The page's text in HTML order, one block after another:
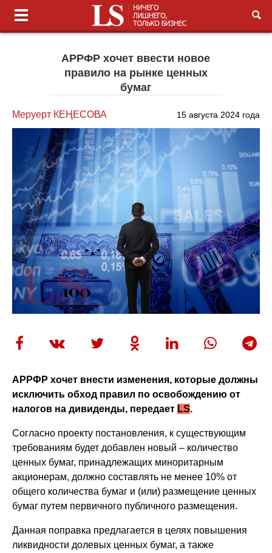
АРРФР хочет ввести новое
правило на рынке ценных
бумаг
Меруерт КЕҢЕСОВА 15 августа 2024 года
АРРФР хочет внести изменения, которые должны
исключить обход правил по освобождению от
налогов на дивиденды, передает LS.
Согласно проекту постановления, к существующим
требованиям будет добавлен новый – количество
ценных бумаг, принадлежащих миноритарным
акционерам, должно составлять не менее 10% от
общего количества бумаг и (или) размещение ценных
бумаг путем первичного публичного размещения.
Данная поправка предлагается в целях повышения
ликвидности долевых ценных бумаг, а также